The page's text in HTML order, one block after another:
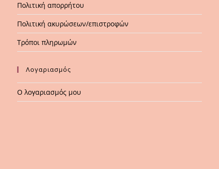
Πολιτική απορρήτου
Πολιτική ακυρώσεων/επιστροφών
Τρόποι πληρωμών
Λογαριασμός
Ο λογαριασμός μου